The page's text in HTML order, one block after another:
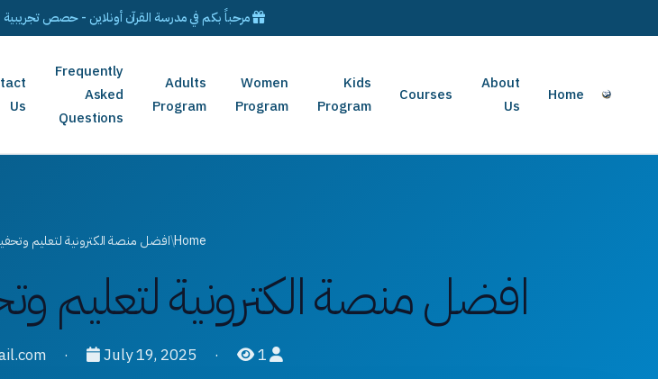
مرحباً بكم في مدرسة القرآن أونلاين - حصص تجريبية
Home
About
Us
Courses
Kids
Program
Women
Program
Adults
Program
Frequently
Asked
Questions
Us
Home
/افضل منصة الكترونية لتعليم وتحفيظ
افضل منصة الكترونية لتعليم
mahmoudismailm85@gmail.com
· July 19, 2025 · 1